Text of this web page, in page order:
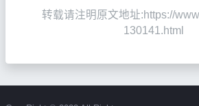
转载请注明原文地址:https://
130141.html